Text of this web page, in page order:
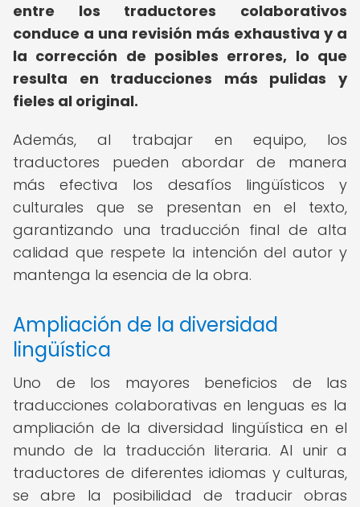
entre los traductores colaborativos
conduce a una revisión más exhaustiva y a
la corrección de posibles errores, lo que
resulta en traducciones más pulidas y
fieles al original.
Además, al trabajar en equipo, los
traductores pueden abordar de manera
más efectiva los desafíos lingüísticos y
culturales que se presentan en el texto,
garantizando una traducción final de alta
calidad que respete la intención del autor y
mantenga la esencia de la obra.
Ampliación de la diversidad
lingüística
Uno de los mayores beneficios de las
traducciones colaborativas en lenguas es la
ampliación de la diversidad lingüística en el
mundo de la traducción literaria. Al unir a
traductores de diferentes idiomas y culturas,
se abre la posibilidad de traducir obras